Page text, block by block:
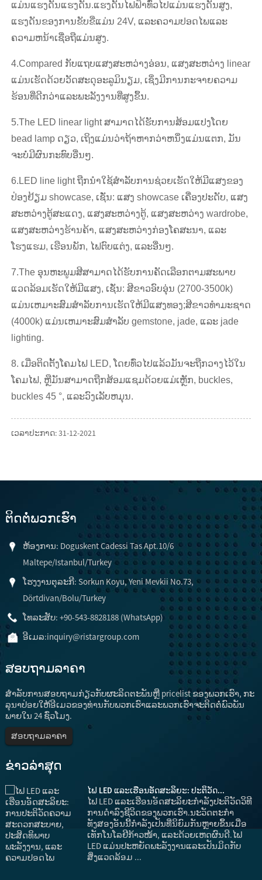
ແມ່ນແຮງດັນແຮງດັນ.ແຮງດັນໄຟຟ້າທົ່ວໄປແມ່ນແຮງດັນສູງ,
ແຮງດັນຂອງການຂັບຂີ່ແມ່ນ 24V, ແລະຄວາມປອດໄພແລະ
ຄວາມຫນ້າເຊື່ອຖືແມ່ນສູງ.
4.Compared ກັບແຖບແສງສະຫວ່າງອ່ອນ, ແສງສະຫວ່າງ linear
ແມ່ນເຮັດດ້ວຍວັດສະດຸອະລູມິນຽມ, ເຊິ່ງມີການກະຈາຍຄວາມ
ຮ້ອນທີ່ດີກວ່າແລະພະລັງງານທີ່ສູງຂຶ້ນ.
5.The LED linear light ສາມາດໄດ້ຮັບການສ້ອມແປງໂດຍ
bead lamp ດຽວ, ເຖິງແມ່ນວ່າຖ້າຫາກວ່າຫນຶ່ງແມ່ນແຕກ, ມັນ
ຈະບໍ່ມີຜົນກະທົບອື່ນໆ.
6.LED line light ຖືກນໍາໃຊ້ສໍາລັບການຊ່ວຍເຮັດໃຫ້ມີແສງຂອງ
ປ່ອງຢ້ຽມ showcase, ເຊັ່ນ: ແສງ showcase ເຄື່ອງປະດັບ, ແສງ
ສະຫວ່າງຕູ້ສະແດງ, ແສງສະຫວ່າງຕູ້, ແສງສະຫວ່າງ wardrobe,
ແສງສະຫວ່າງຮ້ານຄ້າ, ແສງສະຫວ່າງກ່ອງໂຄສະນາ, ແລະ
ໂຮງແຮມ, ເຮືອນພັກ, ໄຟຕົບແຕ່ງ, ແລະອື່ນໆ.
7.The ອຸນຫະພູມສີສາມາດໄດ້ຮັບການຄັດເລືອກຕາມສະພາບ
ແວດລ້ອມເຮັດໃຫ້ມີແສງ, ເຊັ່ນ: ສີຂາວອົບອຸ່ນ (2700-3500k)
ແມ່ນເຫມາະສົມສໍາລັບການເຮັດໃຫ້ມີແສງທອງ;ສີຂາວທໍາມະຊາດ
(4000k) ແມ່ນເຫມາະສົມສໍາລັບ gemstone, jade, ແລະ jade
lighting.
8. ເມື່ອຕິດຕັ້ງໂຄມໄຟ LED, ໂດຍທົ່ວໄປແລ້ວມັນຈະຖືກວາງໄວ້ໃນ
ໂຄມໄຟ, ຫຼືມັນສາມາດຖືກສ້ອມແຊມດ້ວຍແມ່ເຫຼັກ, buckles,
buckles 45 °, ແລະວົງເລັບຫມຸນ.
ເວລາປະກາດ: 31-12-2021
ຕິດ​ຕໍ່​ພວກ​ເຮົາ
ຫ້ອງການ: Doguskent Cadessi Tas Apt.10/6
Maltepe/Istanbul/Turkey
ໂຮງງານຕຸລະກີ: Sorkun Koyu, Yeni Mevkii No.73,
Dörtdivan/Bolu/Turkey
ໂທລະສັບ: +90-543-8828188 (WhatsApp)
ອີເມລ:inquiry@ristargroup.com
ສອບຖາມລາຄາ
ສໍາ​ລັບ​ການ​ສອບ​ຖາມ​ກ່ຽວ​ກັບ​ຜະ​ລິດ​ຕະ​ພັນ​ຫຼື pricelist ຂອງ​ພວກ​ເຮົາ​, ກະ​
ລຸ​ນາ​ປ່ອຍ​ໃຫ້​ອີ​ເມວ​ຂອງ​ທ່ານ​ກັບ​ພວກ​ເຮົາ​ແລະ​ພວກ​ເຮົາ​ຈະ​ຕິດ​ຕໍ່​ພົວ​ພັນ​
ພາຍ​ໃນ 24 ຊົ່ວ​ໂມງ​.
ສອບຖາມລາຄາ
ຂ່າວ​ລ່າ​ສຸດ
ໄຟ LED ແລະເຮືອນອັດສະລິຍະ: ປະຕິວັດ...
ໄຟ LED ແລະເຮືອນອັດສະລິຍະກໍາລັງປະຕິວັດວິທີ
ການດໍາລົງຊີວິດຂອງພວກເຮົາ.ນະວັດຕະກໍາ
ທັງສອງອັນນີ້ກຳລັງເປັນທີ່ນິຍົມກັນຫຼາຍຂຶ້ນເມື່ອ
ເທັກໂນໂລຢີກ້າວໜ້າ, ແລະດ້ວຍເຫດຜົນດີ.ໄຟ
LED ແມ່ນປະຫຍັດພະລັງງານແລະເປັນມິດກັບ
ສິ່ງແວດລ້ອມ ...